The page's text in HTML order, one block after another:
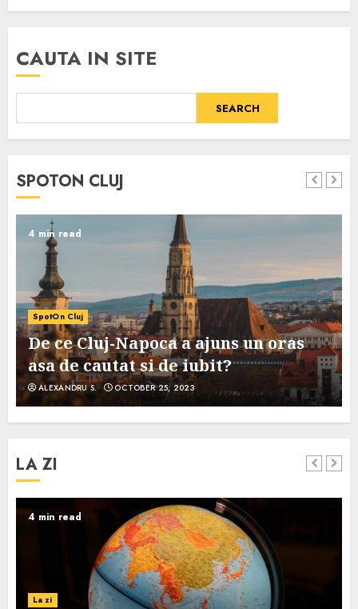
CAUTA IN SITE
SEARCH
SPOTON CLUJ
4 min read
SpotOn Cluj
De ce Cluj-Napoca a ajuns un oras
asa de cautat si de iubit?
ALEXANDRU S. OCTOBER 25, 2023
LA ZI
4 min read
La zi